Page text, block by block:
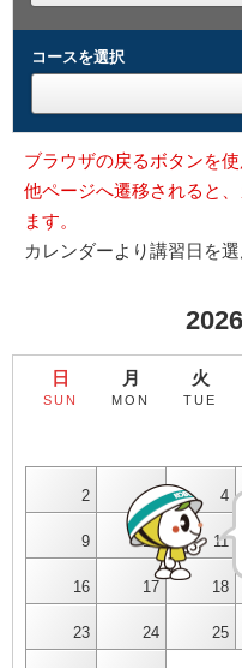
コースを選択
ブラウザの戻るボタンを使
他ページへ遷移されると
ます。
カレンダーより講習日を選
2026
日
SUN
月
MON
火
TUE
2 3 4
9 10 11
16 17 18
23 24 25